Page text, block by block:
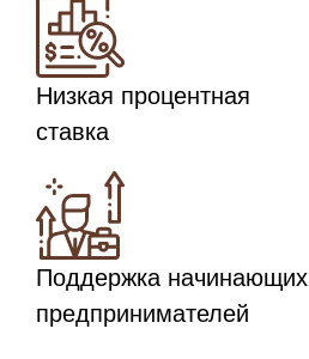
Низкая процентная
ставка
Поддержка начинающих
предпринимателей